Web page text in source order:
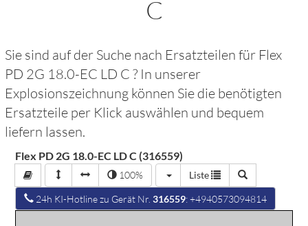
C
Sie sind auf der Suche nach Ersatzteilen für Flex
PD 2G 18.0-EC LD C? In unserer
Explosionszeichnung können Sie die benötigten
Ersatzteile per Klick auswählen und bequem
liefern lassen.
Flex PD 2G 18.0-EC LD C (316559)
100% Liste
24h KI-Hotline zu Gerät Nr.316559: +4940573094814